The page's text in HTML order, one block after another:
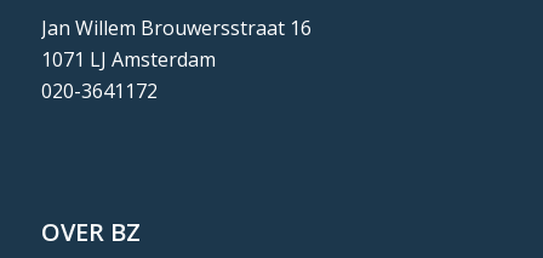
Jan Willem Brouwersstraat 16
1071 LJ Amsterdam
020-3641172
OVER BZ